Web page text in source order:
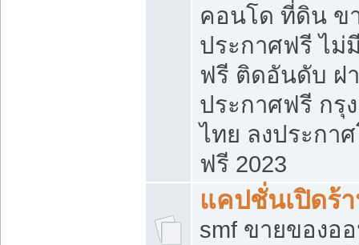
คอนโด ที่ดิน ข
ประกาศฟรี ไม่
ฟรี ติดอันดับ ฝ
ประกาศฟรี กรุ
ไทย ลงประกา
ฟรี 2023
แคปชั่นเปิดร้
smf ขายของอ